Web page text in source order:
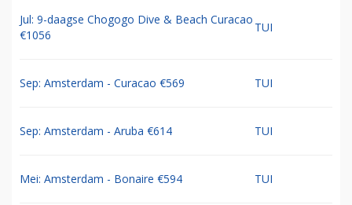
Jul: 9-daagse Chogogo Dive & Beach Curacao
€1056
TUI
Sep: Amsterdam - Curacao €569 TUI
Sep: Amsterdam - Aruba €614 TUI
Mei: Amsterdam - Bonaire €594 TUI